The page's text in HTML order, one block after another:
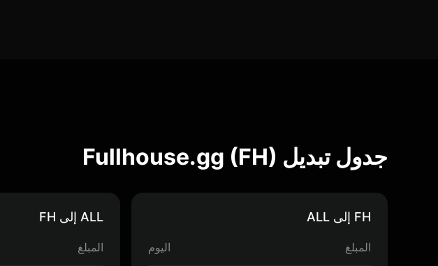
جدول تبديل Fullhouse.gg (FH)
FH إلى ALL
المبلغ اليوم
ALL إلى FH
المبلغ